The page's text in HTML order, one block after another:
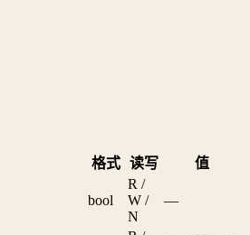
格式 读写
值
bool
R /
W /
N
—